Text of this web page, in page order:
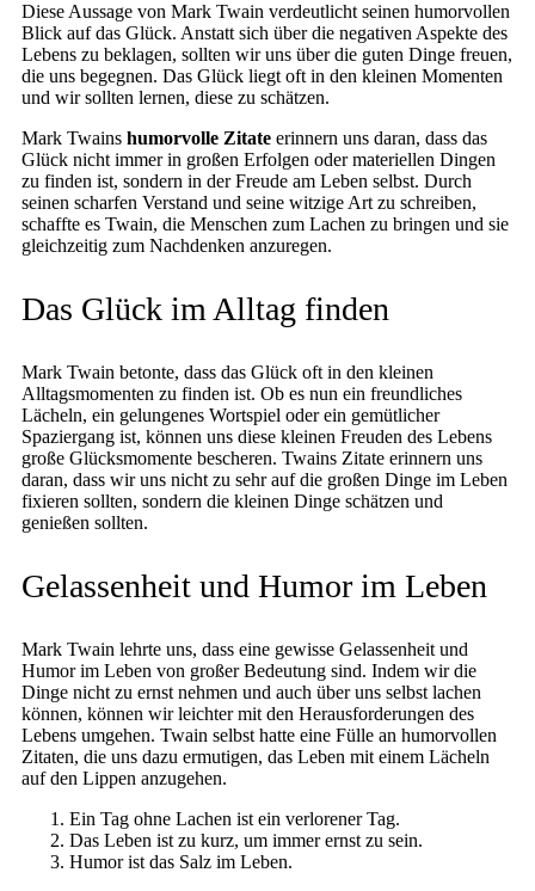
Diese Aussage von Mark Twain verdeutlicht seinen humorvollen
Blick auf das Glück. Anstatt sich über die negativen Aspekte des
Lebens zu beklagen, sollten wir uns über die guten Dinge freuen,
die uns begegnen. Das Glück liegt oft in den kleinen Momenten
und wir sollten lernen, diese zu schätzen.
Mark Twains humorvolle Zitate erinnern uns daran, dass das
Glück nicht immer in großen Erfolgen oder materiellen Dingen
zu finden ist, sondern in der Freude am Leben selbst. Durch
seinen scharfen Verstand und seine witzige Art zu schreiben,
schaffte es Twain, die Menschen zum Lachen zu bringen und sie
gleichzeitig zum Nachdenken anzuregen.
Das Glück im Alltag finden
Mark Twain betonte, dass das Glück oft in den kleinen
Alltagsmomenten zu finden ist. Ob es nun ein freundliches
Lächeln, ein gelungenes Wortspiel oder ein gemütlicher
Spaziergang ist, können uns diese kleinen Freuden des Lebens
große Glücksmomente bescheren. Twains Zitate erinnern uns
daran, dass wir uns nicht zu sehr auf die großen Dinge im Leben
fixieren sollten, sondern die kleinen Dinge schätzen und
genießen sollten.
Gelassenheit und Humor im Leben
Mark Twain lehrte uns, dass eine gewisse Gelassenheit und
Humor im Leben von großer Bedeutung sind. Indem wir die
Dinge nicht zu ernst nehmen und auch über uns selbst lachen
können, können wir leichter mit den Herausforderungen des
Lebens umgehen. Twain selbst hatte eine Fülle an humorvollen
Zitaten, die uns dazu ermutigen, das Leben mit einem Lächeln
auf den Lippen anzugehen.
Ein Tag ohne Lachen ist ein verlorener Tag.
Das Leben ist zu kurz, um immer ernst zu sein.
Humor ist das Salz im Leben.